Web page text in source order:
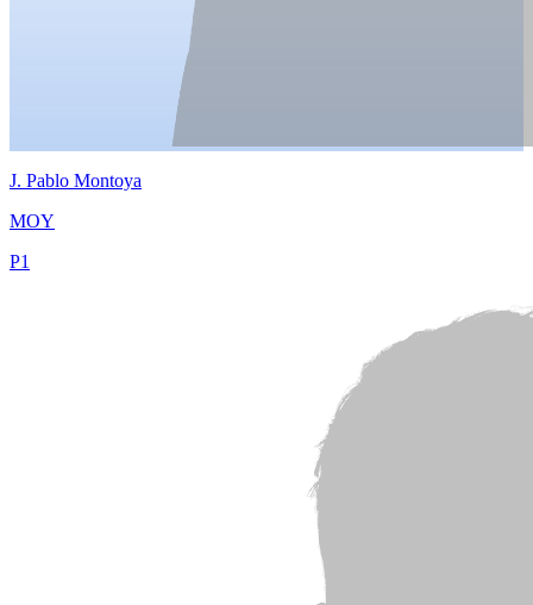
J. Pablo Montoya
MOY
P1